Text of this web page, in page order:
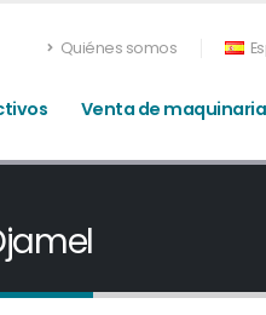
Quiénes somos
Venta de maquinaria